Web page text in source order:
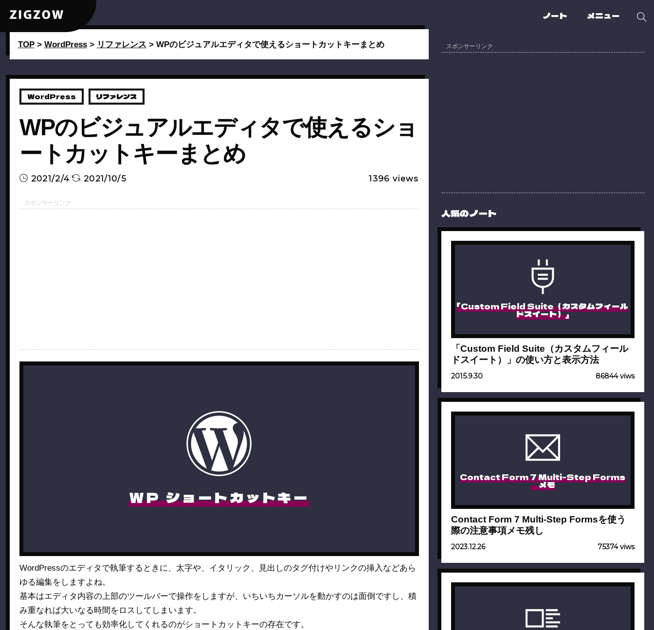
ノート メニュー
TOP> WordPress> リファレンス > WPのビジュアルエディタで使えるショートカットキーまとめ
WordPress リファレンス
WPのビジュアルエディタで使えるショ
ートカットキーまとめ
2021/2/4 2021/10/5 1396 views
WP ショートカットキー
WordPressのエディタで執筆するときに、太字や、イタリック、見出しのタグ付けやリンクの挿入などあら
ゆる編集をしますよね。
基本はエディタ内容の上部のツールバーで操作をしますが、いちいちカーソルを動かすのは面倒ですし、積
み重なれば大いなる時間をロスしてしまいます。
そんな執筆をとっても効率化してくれるのがショートカットキーの存在です。
人気のノート
「Custom Field Suite（カスタムフィール
ドスイート）」
「Custom Field Suite（カスタムフィール
ドスイート）」の使い方と表示方法
2015.9.30 86844 viws
Contact Form 7 Multi-Step Forms
メモ
Contact Form 7 Multi-Step Formsを使う
際の注意事項メモ残し
2023.12.26 75374 viws